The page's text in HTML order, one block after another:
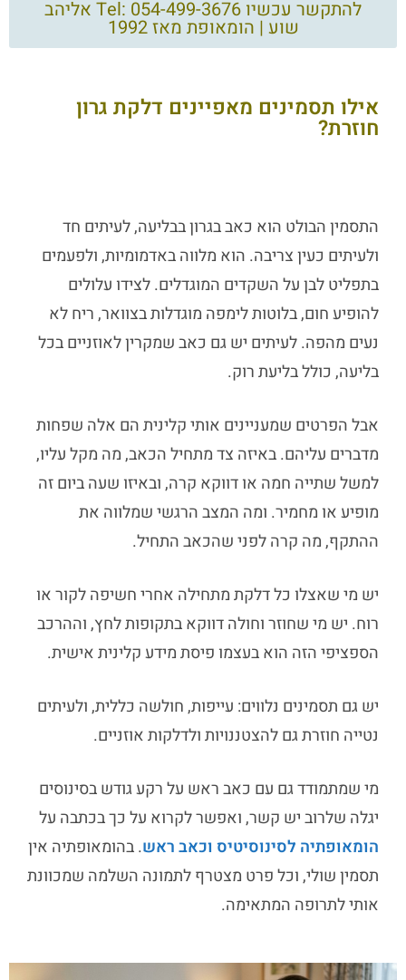
להתקשר עכשיו Tel: 054-499-3676 אליהב
שוע | הומאופת מאז 1992
אילו תסמינים מאפיינים דלקת גרון
חוזרת?
התסמין הבולט הוא כאב בגרון בבליעה, לעיתים חד
ולעיתים כעין צריבה. הוא מלווה באדמומיות, ולפעמים
בתפליט לבן על השקדים המוגדלים. לצידו עלולים
להופיע חום, בלוטות לימפה מוגדלות בצוואר, ריח לא
נעים מהפה. לעיתים יש גם כאב שמקרין לאוזניים בכל
בליעה, כולל בליעת רוק.
אבל הפרטים שמעניינים אותי קלינית הם אלה שפחות
מדברים עליהם. באיזה צד מתחיל הכאב, מה מקל עליו,
למשל שתייה חמה או דווקא קרה, ובאיזו שעה ביום זה
מופיע או מחמיר. ומה המצב הרגשי שמלווה את
ההתקף, מה קרה לפני שהכאב התחיל.
יש מי שאצלו כל דלקת מתחילה אחרי חשיפה לקור או
רוח. יש מי שחוזר וחולה דווקא בתקופות לחץ, וההרכב
הספציפי הזה הוא בעצמו פיסת מידע קלינית אישית.
יש גם תסמינים נלווים: עייפות, חולשה כללית, ולעיתים
נטייה חוזרת גם להצטננויות ולדלקות אוזניים.
מי שמתמודד גם עם כאב ראש על רקע גודש בסינוסים
יגלה שלרוב יש קשר, ואפשר לקרוא על כך בכתבה על
הומאופתיה לסינוסיטיס וכאב ראש. בהומאופתיה אין
תסמין שולי, וכל פרט מצטרף לתמונה השלמה שמכוונת
אותי לתרופה המתאימה.